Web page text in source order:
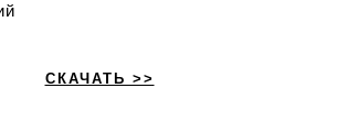
СКАЧАТЬ >>